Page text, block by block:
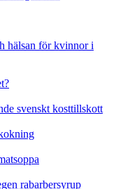
hälsan för kvinnor i
svenskt kosttillskott
rabarbersyrup